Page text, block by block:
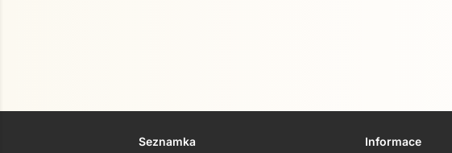
Seznamka
Informace